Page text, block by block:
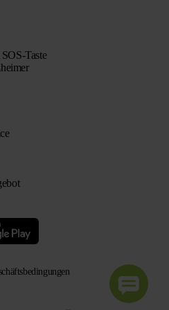
Taste
zu Informations- und Beratungszwecken frei